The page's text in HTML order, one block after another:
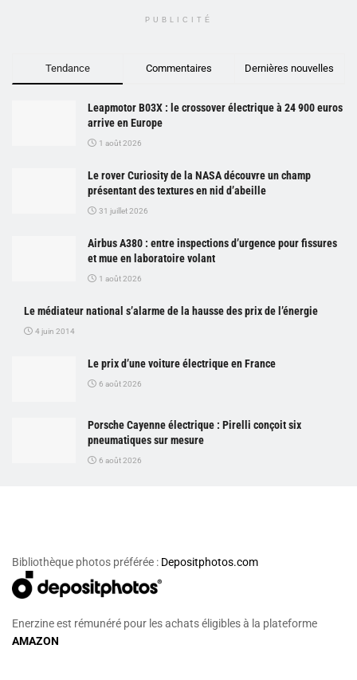
PUBLICITÉ
Tendance Commentaires Dernières nouvelles
Leapmotor B03X : le crossover électrique à 24 900 euros
arrive en Europe
1 août 2026
Le rover Curiosity de la NASA découvre un champ
présentant des textures en nid d’abeille
31 juillet 2026
Airbus A380 : entre inspections d’urgence pour fissures
et mue en laboratoire volant
1 août 2026
Le médiateur national s’alarme de la hausse des prix de l’énergie
4 juin 2014
Le prix d’une voiture électrique en France
6 août 2026
Porsche Cayenne électrique : Pirelli conçoit six
pneumatiques sur mesure
6 août 2026
Bibliothèque photos préférée : Depositphotos.com
Enerzine est rémunéré pour les achats éligibles à la plateforme
AMAZON